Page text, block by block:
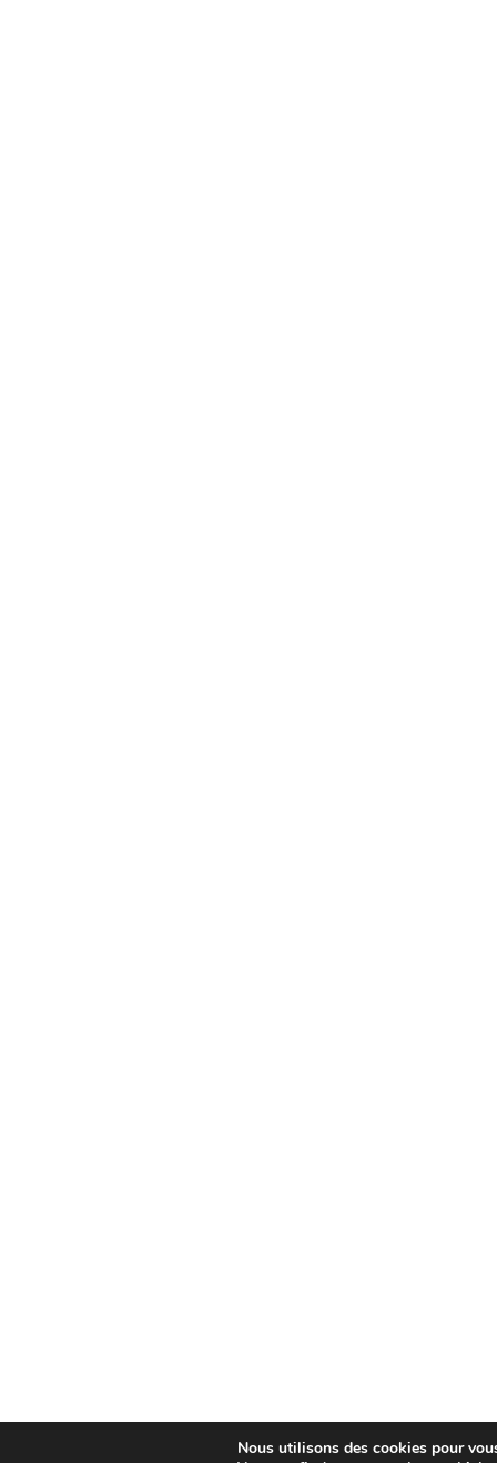
Nous utilisons des cookies pour